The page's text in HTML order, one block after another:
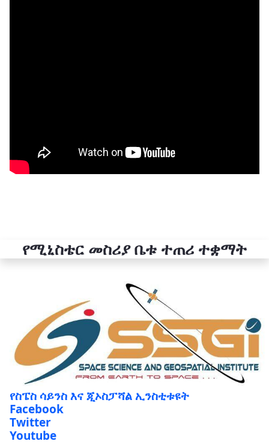
የሚኒስቴር መስሪያ ቤቱ ተጠሪ ተቋማት
የስፔስ ሳይንስ እና ጂኦስፓሻል ኢንስቲቱዩት
Facebook
Twitter
Youtube